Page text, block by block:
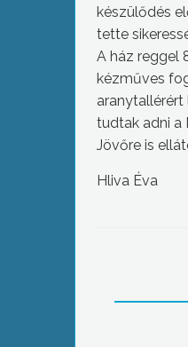
készülődés
tette
A ház reggel
kézműves
tudtak adni a
Jövőre is
Hliva Éva